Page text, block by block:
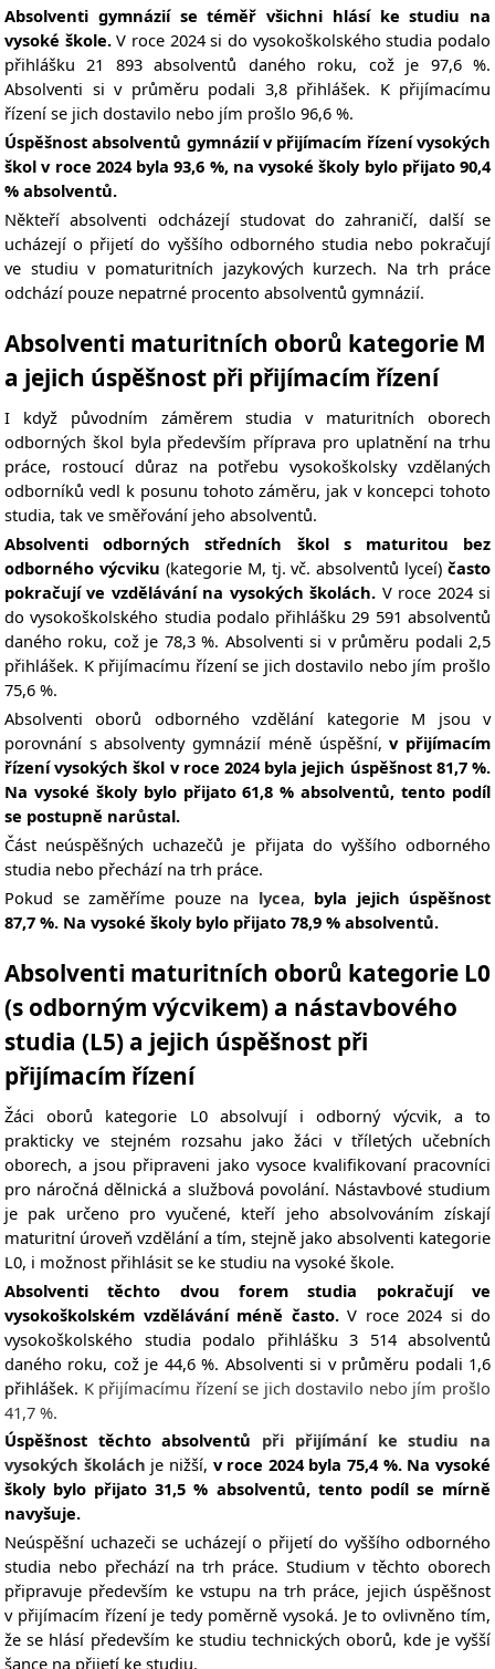
Absolventi gymnázií se téměř všichni hlásí ke studiu na
vysoké škole.V roce 2024 si do vysokoškolského studia podalo
přihlášku 21 893 absolventů daného roku, což je 97,6 %.
Absolventi si v průměru podali 3,8 přihlášek. K přijímacímu
řízení se jich dostavilo nebo jím prošlo 96,6 %.
Úspěšnost absolventů gymnázií v přijímacím řízení vysokých
škol v roce 2024 byla 93,6 %, na vysoké školy bylo přijato 90,4
% absolventů.
Někteří absolventi odcházejí studovat do zahraničí, další se
ucházejí o přijetí do vyššího odborného studia nebo pokračují
ve studiu v pomaturitních jazykových kurzech. Na trh práce
odchází pouze nepatrné procento absolventů gymnázií.
Absolventi maturitních oborů kategorie M
a jejich úspěšnost při přijímacím řízení
I když původním záměrem studia v maturitních oborech
odborných škol byla především příprava pro uplatnění na trhu
práce, rostoucí důraz na potřebu vysokoškolsky vzdělaných
odborníků vedl k posunu tohoto záměru, jak v koncepci tohoto
studia, tak ve směřování jeho absolventů.
Absolventi odborných středních škol s maturitou bez
odborného výcviku (kategorie M, tj. vč. absolventů lyceí) často
pokračují ve vzdělávání na vysokých školách. Vroce 2024 si
do vysokoškolského studia podalo přihlášku 29 591 absolventů
daného roku, což je 78,3 %. Absolventi si v průměru podali 2,5
přihlášek. K přijímacímu řízení se jich dostavilo nebo jím prošlo
75,6 %.
Absolventi oborů odborného vzdělání kategorie M jsou v
porovnání s absolventy gymnázií méně úspěšní,v přijímacím
řízení vysokých škol v roce 2024 byla jejich úspěšnost 81,7 %.
Na vysoké školy bylo přijato 61,8 % absolventů, tento podíl
se postupně narůstal.
Část neúspěšných uchazečů je přijata do vyššího odborného
studia nebo přechází na trh práce.
Pokud se zaměříme pouze na lycea, byla jejich úspěšnost
87,7 %. Na vysoké školy bylo přijato 78,9 % absolventů.
Absolventi maturitních oborů kategorie L0
(s odborným výcvikem) a nástavbového
studia (L5) a jejich úspěšnost při
přijímacím řízení
Žáci oborů kategorie L0 absolvují i odborný výcvik, a to
prakticky ve stejném rozsahu jako žáci v tříletých učebních
oborech, a jsou připraveni jako vysoce kvalifikovaní pracovníci
pro náročná dělnická a službová povolání. Nástavbové studium
je pak určeno pro vyučené, kteří jeho absolvováním získají
maturitní úroveň vzdělání a tím, stejně jako absolventi kategorie
L0, i možnost přihlásit se ke studiu na vysoké škole.
Absolventi těchto dvou forem studia pokračují ve
vysokoškolském vzdělávání méně často.V roce 2024 si do
vysokoškolského studia podalo přihlášku 3 514 absolventů
daného roku, což je 44,6 %. Absolventi si v průměru podali 1,6
přihlášek. K přijímacímu řízení se jich dostavilo nebo jím prošlo
41,7 %.
Úspěšnost těchto absolventů při přijímání ke studiu na
vysokých školách je nižší, v roce 2024 byla 75,4 %. Na vysoké
školy bylo přijato 31,5 % absolventů, tento podíl se mírně
navyšuje.
Neúspěšní uchazeči se ucházejí o přijetí do vyššího odborného
studia nebo přechází na trh práce. Studium v těchto oborech
připravuje především ke vstupu na trh práce, jejich úspěšnost
v přijímacím řízení je tedy poměrně vysoká. Je to ovlivněno tím,
že se hlásí především ke studiu technických oborů, kde je vyšší
šance na přijetí ke studiu.